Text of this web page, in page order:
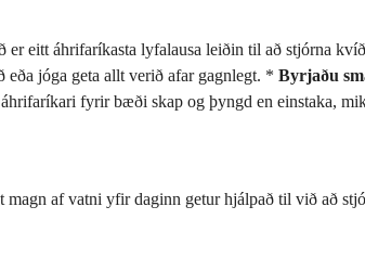
eitt áhrifaríkasta lyfalausa leiðin til að stjórna
jóga geta allt verið afar gagnlegt. * Byrjaðu
fyrir bæði skap og þyngd en einstaka,
af vatni yfir daginn getur hjálpað til við að